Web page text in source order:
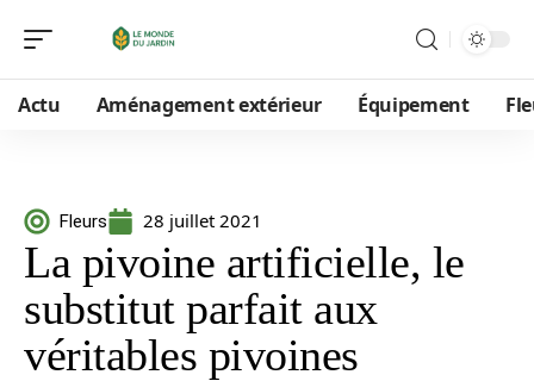
Actu Aménagement extérieur Équipement
Fleurs 28 juillet 2021
La pivoine artificielle, le
substitut parfait aux
véritables pivoines